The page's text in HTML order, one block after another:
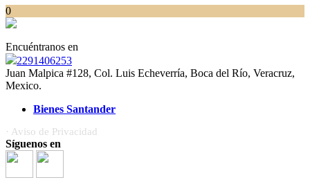
0
Encuéntranos en
2291406253
Juan Malpica #128, Col. Luis Echeverría, Boca del Río, Veracruz,
Mexico.
Bienes Santander
· Aviso de Privacidad
Síguenos en